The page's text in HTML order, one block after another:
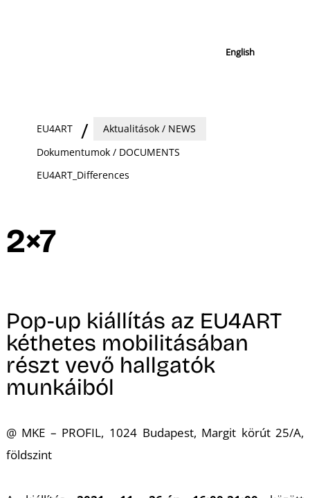
English
EU4ART
Aktualitások / NEWS
Dokumentumok / DOCUMENTS
EU4ART_Differences
2×7
Pop-up kiállítás az EU4ART
kéthetes mobilitásában
részt vevő hallgatók
munkáiból
@ MKE – PROFIL, 1024 Budapest, Margit körút 25/A,
földszint